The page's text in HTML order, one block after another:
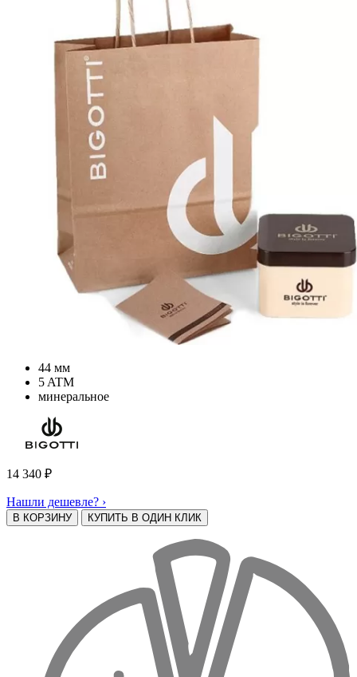
44 мм
5 ATM
минеральное
14 340 ₽
Нашли дешевле? ›
В КОРЗИНУ КУПИТЬ В ОДИН КЛИК